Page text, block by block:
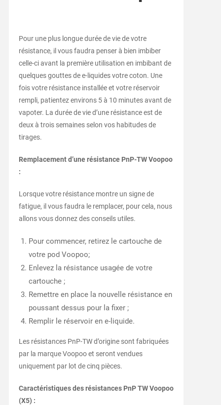
Pour une plus longue durée de vie de votre
résistance, il vous faudra penser à bien imbiber
celle-ci avant la première utilisation en imbibant de
quelques gouttes de e-liquides votre coton. Une
fois votre résistance installée et votre réservoir
rempli, patientez environs 5 à 10 minutes avant de
vapoter. La durée de vie d’une résistance est de
deux à trois semaines selon vos habitudes de
tirages.
Remplacement d’une résistance PnP-TW Voopoo
:
Lorsque votre résistance montre un signe de
fatigue, il vous faudra le remplacer, pour cela, nous
allons vous donnez des conseils utiles.
Pour commencer, retirez le cartouche de
votre pod Voopoo;
Enlevez la résistance usagée de votre
cartouche ;
Remettre en place la nouvelle résistance en
poussant dessus pour la fixer ;
Remplir le réservoir en e-liquide.
Les résistances PnP-TW d’origine sont fabriquées
par la marque Voopoo et seront vendues
uniquement par lot de cinq pièces.
Caractéristiques des résistances PnP TW Voopoo
(X5) :